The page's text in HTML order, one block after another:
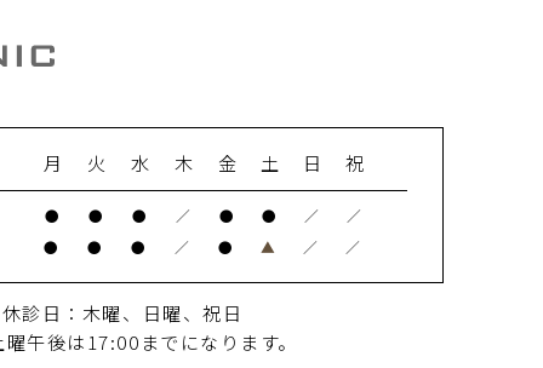
月 火 水 木 金 土 日 祝
● ● ● ／ ● ● ／
／
●
● ● ／ ● ▲ ／ ／
休診日：木曜、日曜、祝日
午後は17:00までになります。